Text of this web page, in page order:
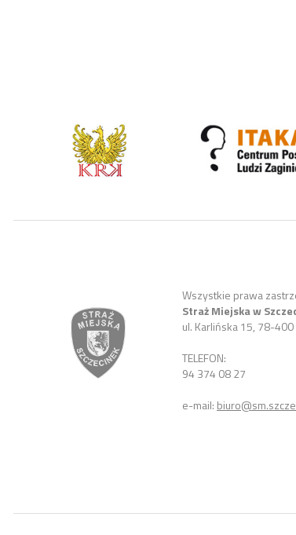
Wszystkie prawa
Straż Miejska w
ul. Karlińska 15, 78-
TELEFON:
94 374 08 27
e-mail: